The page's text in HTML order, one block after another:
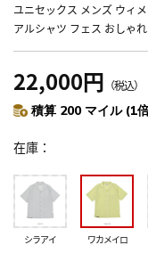
ユニセックス メンズ ウィ
アルシャツ フェス おしゃ
22,000円 （税込）
積算 200 マイル (1
在庫
シラアイ ワカメイロ